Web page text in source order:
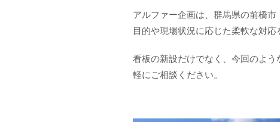
アルファー企画は、群馬県の前橋市
目的や現場状況に応じた柔軟な対応
看板の新設だけでなく、今回のよう
軽にご相談ください。